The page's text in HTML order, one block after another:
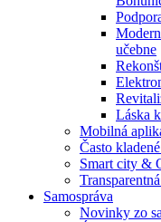
učebne
Láska
Mobilná
Často
Smart city &
Samospráva
Novinky zo